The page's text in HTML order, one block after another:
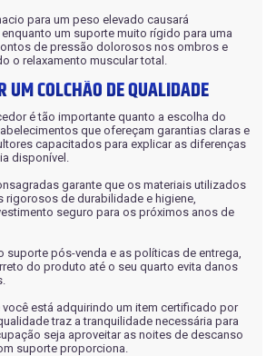
para um peso elevado causará
um suporte muito rígido para uma
de pressão dolorosos nos ombros e
o relaxamento muscular total.
UM COLCHÃO DE QUALIDADE
é tão importante quanto a escolha do
que ofereçam garantias claras e
capacitados para explicar as diferenças
disponível.
garante que os materiais utilizados
rigorosos de durabilidade e higiene,
seguro para os próximos anos de
suporte pós-venda e as políticas de entrega,
do produto até o seu quarto evita danos
você está adquirindo um item certificado por
traz a tranquilidade necessária para
seja aproveitar as noites de descanso
suporte proporciona.